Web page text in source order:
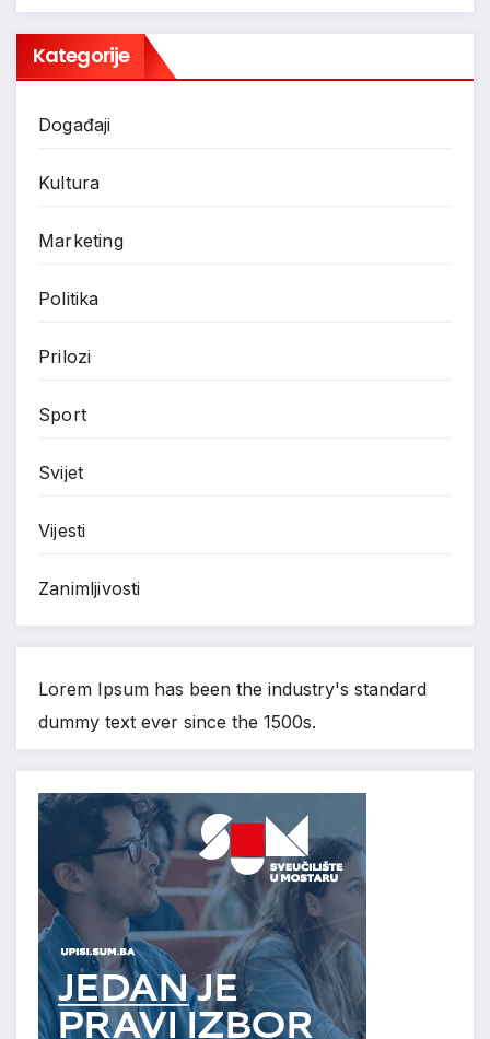
Kategorije
Događaji
Kultura
Marketing
Politika
Prilozi
Sport
Svijet
Vijesti
Zanimljivosti
Lorem Ipsum has been the industry's standard
dummy text ever since the 1500s.